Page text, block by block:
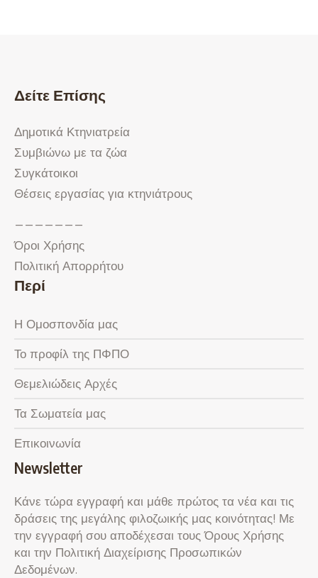
Δείτε Επίσης
Δημοτικά Κτηνιατρεία
Συμβιώνω με τα ζώα
Συγκάτοικοι
Θέσεις εργασίας για κτηνιάτρους
———————
Όροι Χρήσης
Πολιτική Απορρήτου
Περί
Η Ομοσπονδία μας
Το προφίλ της ΠΦΠΟ
Θεμελιώδεις Αρχές
Τα Σωματεία μας
Επικοινωνία
Newsletter
Κάνε τώρα εγγραφή και μάθε πρώτος τα νέα και τις
δράσεις της μεγάλης φιλοζωικής μας κοινότητας! Με
την εγγραφή σου αποδέχεσαι τους Όρους Χρήσης
και την Πολιτική Διαχείρισης Προσωπικών
Δεδομένων.